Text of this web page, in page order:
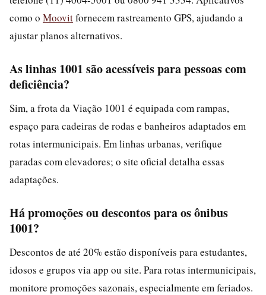
como o Moovitfornecem rastreamento GPS, ajudando a
ajustar planos alternativos.
As linhas 1001 são acessíveis para pessoas com
deficiência?
Sim, a frota da Viação 1001 é equipada com rampas,
espaço para cadeiras de rodas e banheiros adaptados em
rotas intermunicipais. Em linhas urbanas, verifique
paradas com elevadores; o site oficial detalha essas
adaptações.
Há promoções ou descontos para os ônibus
1001?
Descontos de até 20% estão disponíveis para estudantes,
idosos e grupos via app ou site. Para rotas intermunicipais,
monitore promoções sazonais, especialmente em feriados.